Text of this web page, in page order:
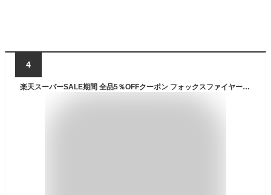
4
楽天スーパーSALE期間 全品5％OFFクーポン フォックスファイヤー Foxfire チェストハイウェーダー ウェーディング エアロポーラスソックスフットウェーダー フィッシングウェーダー ウェイダー 釣り アウトドア FOX5023363